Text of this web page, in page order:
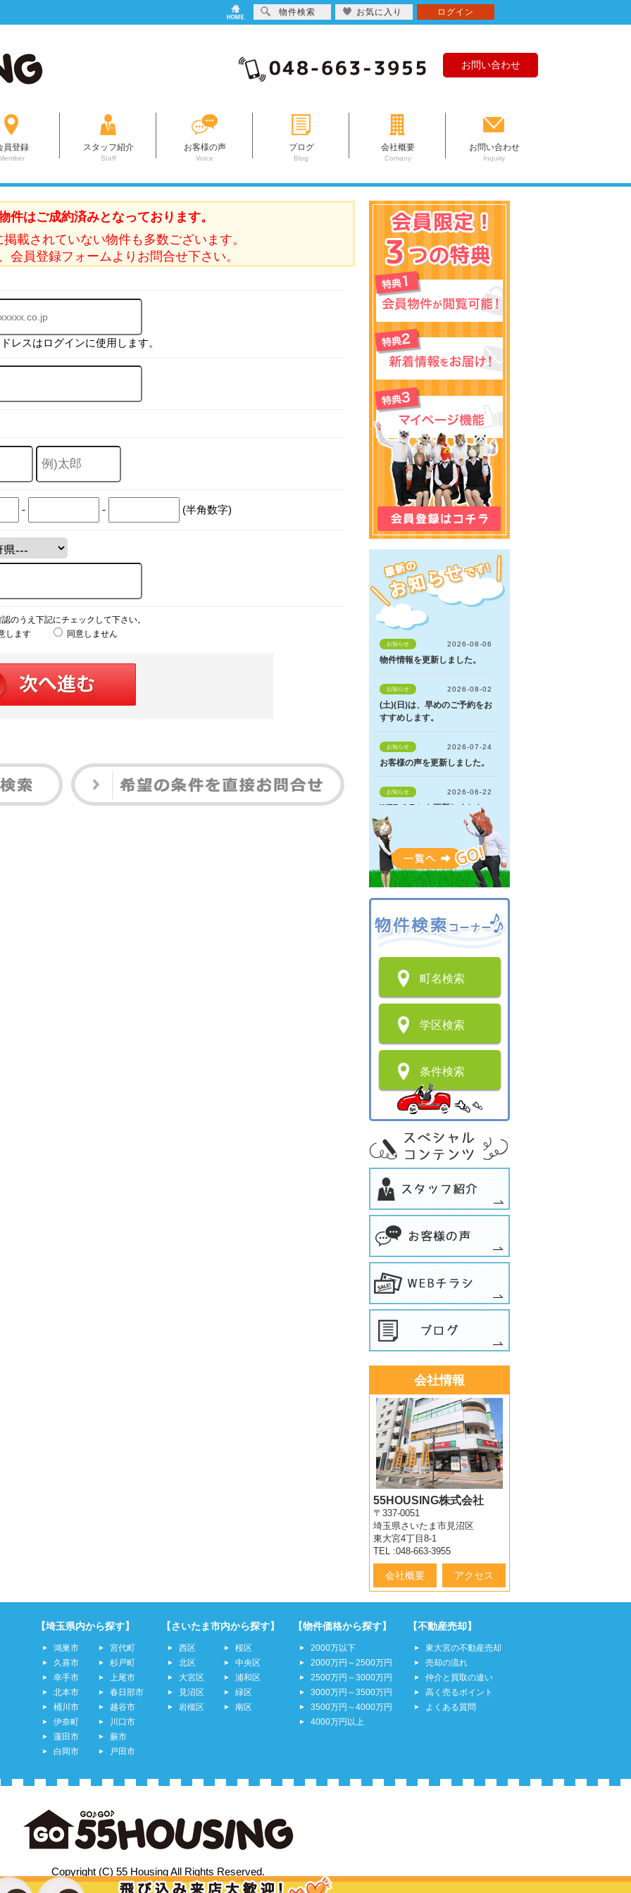
お問い合わせ
員登録 スタッフ紹介
Staff
お客様の声
Voice
ブログ
Blog
会社概要
Comany
お問い合わせ
Inquiry
件はご成約済みとなっております。
載されていない物件も多数ございます。
会員登録フォームよりお問合せ下さい。
レスはログインに使用します。
- - (半角数字)
のうえ下記にチェックして下さい。
します
同意しません
町名検索
学区検索
条件検索
会社情報
55HOUSING株式会社
〒337-0051
埼玉県さいたま市見沼区
東大宮4丁目8-1
TEL :048-663-3955
会社概要 アクセス
【埼玉県内から探す】
鴻巣市
久喜市
幸手市
北本市
桶川市
伊奈町
蓮田市
白岡市
宮代町
杉戸町
上尾市
春日部市
越谷市
川口市
蕨市
戸田市
【さいたま市内から探す】
西区
北区
大宮区
見沼区
岩槻区
桜区
中央区
浦和区
緑区
南区
【物件価格から探す】
2000万以下
2000万円～2500万円
2500万円～3000万円
3000万円～3500万円
3500万円～4000万円
4000万円以上
【不動産売却】
東大宮の不動産売却
売却の流れ
仲介と買取の違い
高く売るポイント
よくある質問
Copyright (C) 55 Housing All Rights Reserved.
物件検索 お気に入り ログイン